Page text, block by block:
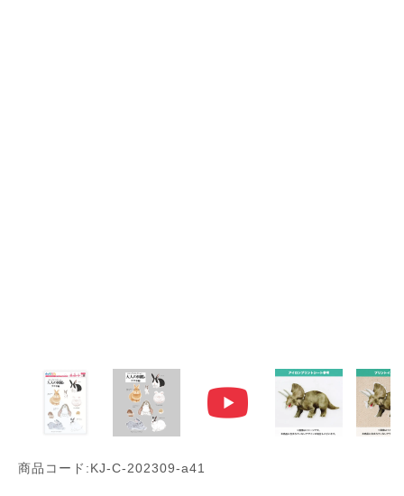
商品コード:KJ-C-202309-a41